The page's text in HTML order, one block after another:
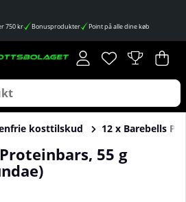
750 kr Bonusprodukter Point på alle dine køb
Ønskeliste
Antal på
. .
kosttilskud 12 x Barebells
55 g